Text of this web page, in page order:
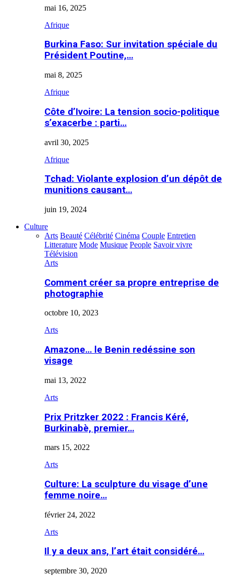
mai 16, 2025
Afrique
Burkina Faso: Sur invitation spéciale du
Président Poutine,…
mai 8, 2025
Afrique
Côte d’Ivoire: La tension socio-politique
s’exacerbe : parti…
avril 30, 2025
Afrique
Tchad: Violante explosion d’un dépôt de
munitions causant…
juin 19, 2024
Culture
Arts Beauté Célébrité Cinéma Couple Entretien
Litterature Mode Musique People Savoir vivre
Télévision
Arts
Comment créer sa propre entreprise de
photographie
octobre 10, 2023
Arts
Amazone… le Benin redéssine son
visage
mai 13, 2022
Arts
Prix Pritzker 2022 : Francis Kéré,
Burkinabè, premier…
mars 15, 2022
Arts
Culture: La sculpture du visage d’une
femme noire…
février 24, 2022
Arts
Il y a deux ans, l’art était considéré…
septembre 30, 2020